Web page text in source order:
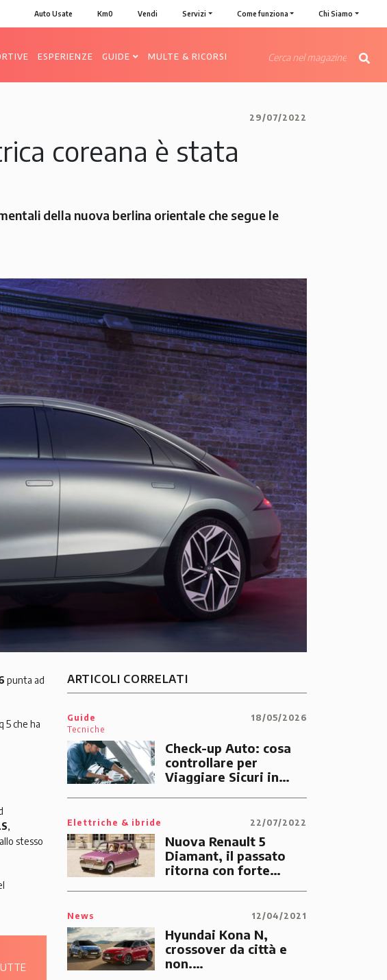
29/07/2022
coreana è stata
della nuova berlina orientale che segue le
punta ad
5 che ha
,
stesso
ARTICOLI CORRELATI
Guide
Tecniche
18/05/2026
Check-up Auto: cosa
controllare per
Viaggiare Sicuri in
Elettriche & ibride 22/07/2022
Nuova Renault 5
Diamant, il passato
ritorna con forte
francesina, in una
nuova versione
elettrica
News 12/04/2021
Hyundai Kona N,
crossover da città e
non.
Auto Usate Km0 Vendi Servizi Come funziona Chi Siamo
ESPERIENZE GUIDE MULTE & RICORSI